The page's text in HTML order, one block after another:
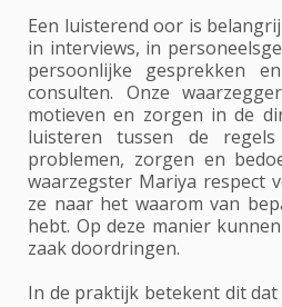
Een luisterend oor is
in interviews, in
persoonlijke gesprekken
consulten. Onze
motieven en zorgen in de
luisteren tussen de
problemen, zorgen en
waarzegster Mariya respect
ze naar het waarom van
hebt. Op deze manier
zaak doordringen.
In de praktijk betekent dit